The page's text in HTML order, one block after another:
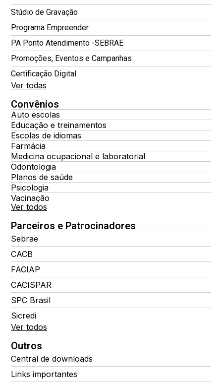
Stúdio de Gravação
Programa Empreender
PA Ponto Atendimento -SEBRAE
Promoções, Eventos e Campanhas
Certificação Digital
Ver todas
Convênios
Auto escolas
Educação e treinamentos
Escolas de idiomas
Farmácia
Medicina ocupacional e laboratorial
Odontologia
Planos de saúde
Psicologia
Vacinação
Ver todos
Parceiros e Patrocinadores
Sebrae
CACB
FACIAP
CACISPAR
SPC Brasil
Sicredi
Ver todos
Outros
Central de downloads
Links importantes